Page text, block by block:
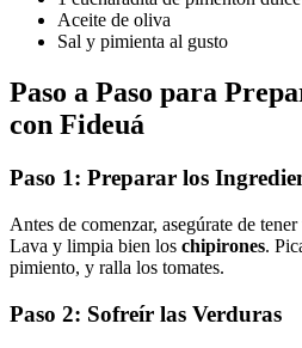
Aceite de oliva
Sal y pimienta al gusto
Paso a Paso para
con Fideuá
Paso 1: Preparar los
Antes de comenzar, asegúrate de
Lava y limpia bien los chipirones.
pimiento, y ralla los tomates.
Paso 2: Sofreír las Verduras